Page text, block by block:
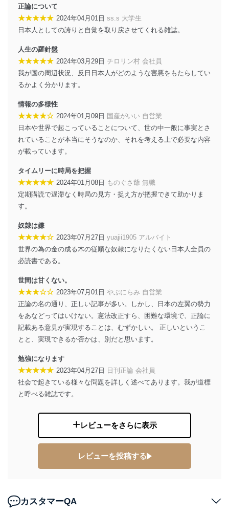
システムを最新の状態に保持しています。
個人データを取り扱う機器等にセキュリティ対策
ソフトウェア等を導入し、自動更新 機能等の活用
情報システムの使用に伴う漏洩等の防止
送信する場合に、当該ファイルへのパスワードを
設定しています。
個人情報保護マネジメントシステムの継続的改善
当社は、内部監査及びマネジメントレビューの機会を通
じて、個人情報保護マネジメントシステムを継続的に改
善し、常に最良の状態を維持します。
貴殿の個人情報及び当社の個人情報保護マネジメントシ
ステムに関するご相談及び苦情については以下までご連
絡ください。
株式会社富士山マガジンサービス 個人情報問い合わせ
係
TEL：0570-200-223
FAX：03-5459-7073
改訂：2025年2月20日
制定：2005年4月1日
株式会社富士山マガジンサービス
代表取締役会長 西野 伸一郎
個人情報の取扱いについて
当社は以下の個人情報保護管理者を設置し、個人情報保
護管理者の責任のもと、個人情報を取得・アクセス・利
用・提供・管理いたします。
株式会社富士山マガジンサービス
代表取締役会長 西野 伸一郎
個人情報保護管理者: 経営管理グループディレクター 前
田 嘉也
個人情報の種類
正論について
★★★★★ 2024年04月01日 ss.s 大学生
日本人としての誇りと自覚を取り戻させてくれる雑誌。
人生の羅針盤
★★★★★ 2024年03月29日 チロリン村 会社員
我が国の周辺状況、反日日本人がどのような害悪をもたらしてい
るかよく分かります。
情報の多様性
★★★★☆ 2024年01月09日 国産がいい 自営業
日本や世界で起こっていることについて、世の中一般に事実とさ
れていることが本当にそうなのか、それを考える上で必要な内容
が載っています。
タイムリーに時局を把握
★★★★★ 2024年01月08日 ものぐさ爺 無職
定期購読で遅滞なく時局の見方・捉え方が把握できて助かりま
す。
奴隷は嫌
★★★★☆ 2023年07月27日 yuajii1905 アルバイト
世界の為の金の成る木の従順な奴隷になりたくない日本人全員の
必読書である。
世間は甘くない。
★★★☆☆ 2023年07月01日 やぶにらみ 自営業
正論の名の通り、正しい記事が多い。しかし、日本の左翼の勢力
をあなどってはいけない。憲法改正すら、困難な環境で、正論に
記載ある意見が実現することは、むずかしい。 正しいというこ
とと、実現できるか否かは、別だと思います。
勉強になります
★★★★★ 2023年04月27日
日刊正論 会社員
社会で起きている様々な問題を詳しく述べてあります。我が道標
と呼べる雑誌です。
レビューをさらに表示
レビューを投稿する
カスタマーQA